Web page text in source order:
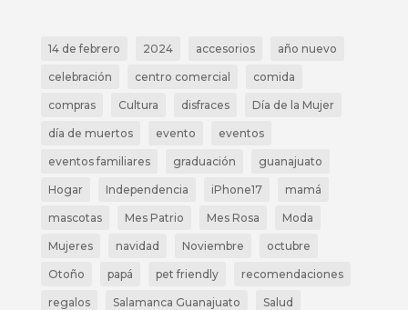
14 de febrero 2024 accesorios año nuevo
celebración centro comercial comida
compras Cultura disfraces Día de la Mujer
día de muertos evento eventos
eventos familiares graduación guanajuato
Hogar Independencia iPhone17 mamá
mascotas Mes Patrio Mes Rosa Moda
Mujeres navidad Noviembre octubre
Otoño papá pet friendly recomendaciones
regalos Salamanca Guanajuato Salud